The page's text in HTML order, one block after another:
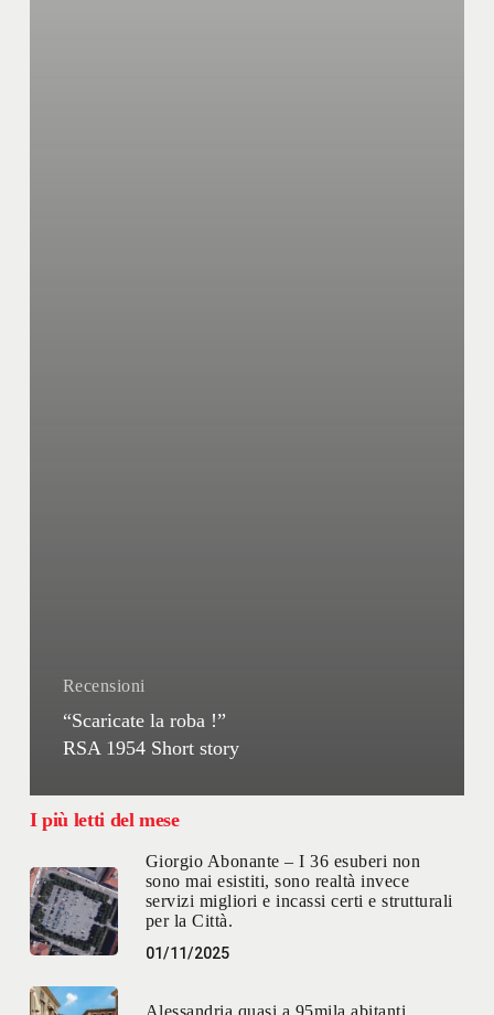
Recensioni
“Scaricate la roba !”
RSA 1954 Short story
I più letti del mese
Giorgio Abonante – I 36 esuberi non
sono mai esistiti, sono realtà invece
servizi migliori e incassi certi e strutturali
per la Città.
01/11/2025
Alessandria quasi a 95mila abitanti